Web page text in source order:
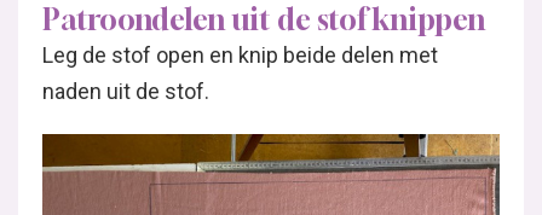
Patroondelen uit de stof knippen
Leg de stof open en knip beide delen met
naden uit de stof.